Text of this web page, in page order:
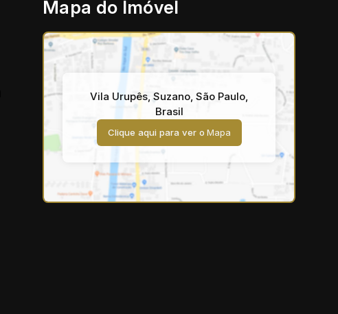
Mapa do Imóvel
Vila Urupês Suzano São Paulo
Brasil
Clique aqui para ver o Mapa